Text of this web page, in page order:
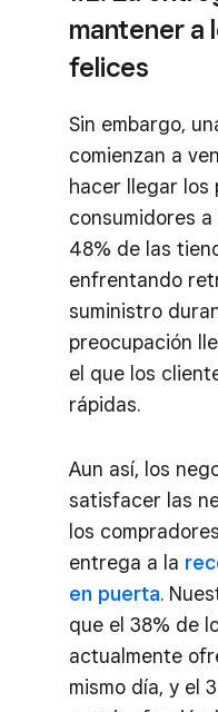
mantener a
felices
Sin embargo,
comienzan a
hacer llegar los
consumidores a
48% de las
enfrentando
suministro
preocupación
el que los
rápidas.
Aun así, los
satisfacer las
los
entrega a la
en puerta.
que el 38% de
actualmente
mismo día, y el